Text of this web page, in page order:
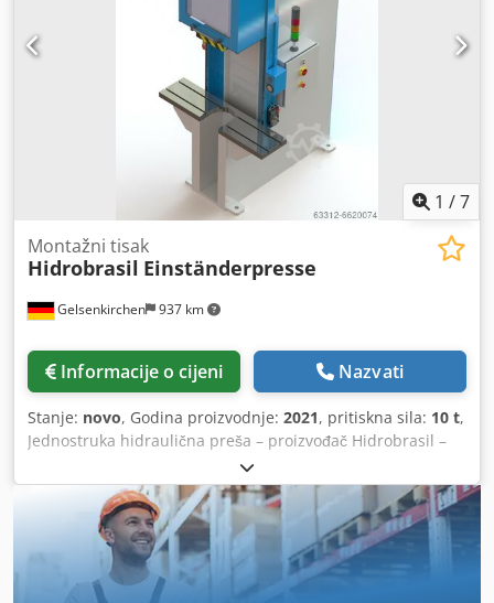
1 /7
Gelsenkirchen 937 km
Montažni tisak
Hidrobrasil Einständerpresse
Informacije o cijeni Nazvati
Stanje: novo, Godina proizvodnje: 2021, pritiskna sila: 10 t,
Jednostruka hidraulična preša – proizvođač Hidrobrasil –
montažna preša 10 t – stol 600 × 300 mm Prodaje se
kompaktna hidraulična jednostruka preša (C-okvir)
proizvođača Hidrobrasil s pritiskom do 10 t. Stroj je
dizajniran za kontinuirani rad u smjenama i idealan je za
montažne, upresne te lake oblikovne radove u radionici i
proizvodnji. ==== Tehnički podaci i informacije: Hidraulična